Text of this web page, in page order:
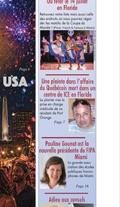
lessnowbirds. Il est
avec des
ou des
il faut savoir qu’en
dire que le bien est
a pour résultat
du bien même si
aussi savoir que si
du droit floridien,
(à l’exception
» tant que les
vraiment d’héritiers